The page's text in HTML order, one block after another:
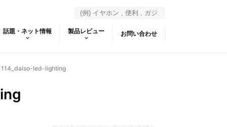
話題・ネット情報 製品レビュー お問い合わせ
led-lighting